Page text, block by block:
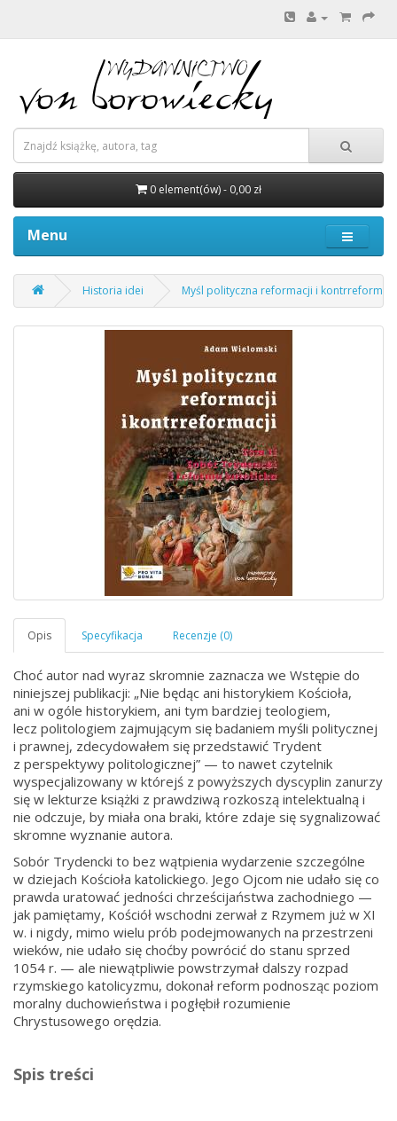
0 element(ów) - 0,00 zł
Menu
Historia idei Myśl polityczna reformacji i
Choć autor nad wyraz skromnie zaznacza we Wstępie do
niniejszej publikacji: „Nie będąc ani historykiem Kościoła,
ani w ogóle historykiem, ani tym bardziej teologiem,
lecz politologiem zajmującym się badaniem myśli politycznej
i prawnej, zdecydowałem się przedstawić Trydent
z perspektywy politologicznej” — to nawet czytelnik
wyspecjalizowany w którejś z powyższych dyscyplin zanurzy
się w lekturze książki z prawdziwą rozkoszą intelektualną i
nie odczuje, by miała ona braki, które zdaje się sygnalizować
skromne wyznanie autora.
Sobór Trydencki to bez wątpienia wydarzenie szczególne
w dziejach Kościoła katolickiego. Jego Ojcom nie udało się co
prawda uratować jedności chrześcijaństwa zachodniego —
jak pamiętamy, Kościół wschodni zerwał z Rzymem już w XI
w. i nigdy, mimo wielu prób podejmowanych na przestrzeni
wieków, nie udało się choćby powrócić do stanu sprzed
1054 r. — ale niewątpliwie powstrzymał dalszy rozpad
rzymskiego katolicyzmu, dokonał reform podnosząc poziom
moralny duchowieństwa i pogłębił rozumienie
Chrystusowego orędzia.
Spis treści